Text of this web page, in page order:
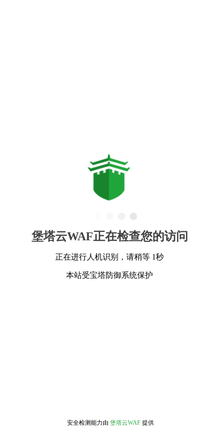
堡塔云WAF正在检查您的访问
正在进行人机识别，请稍等 1秒
本站受宝塔防御系统保护
安全检测能力由 堡塔云WAF 提供